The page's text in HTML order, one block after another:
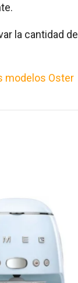
la cantidad
modelos Oster